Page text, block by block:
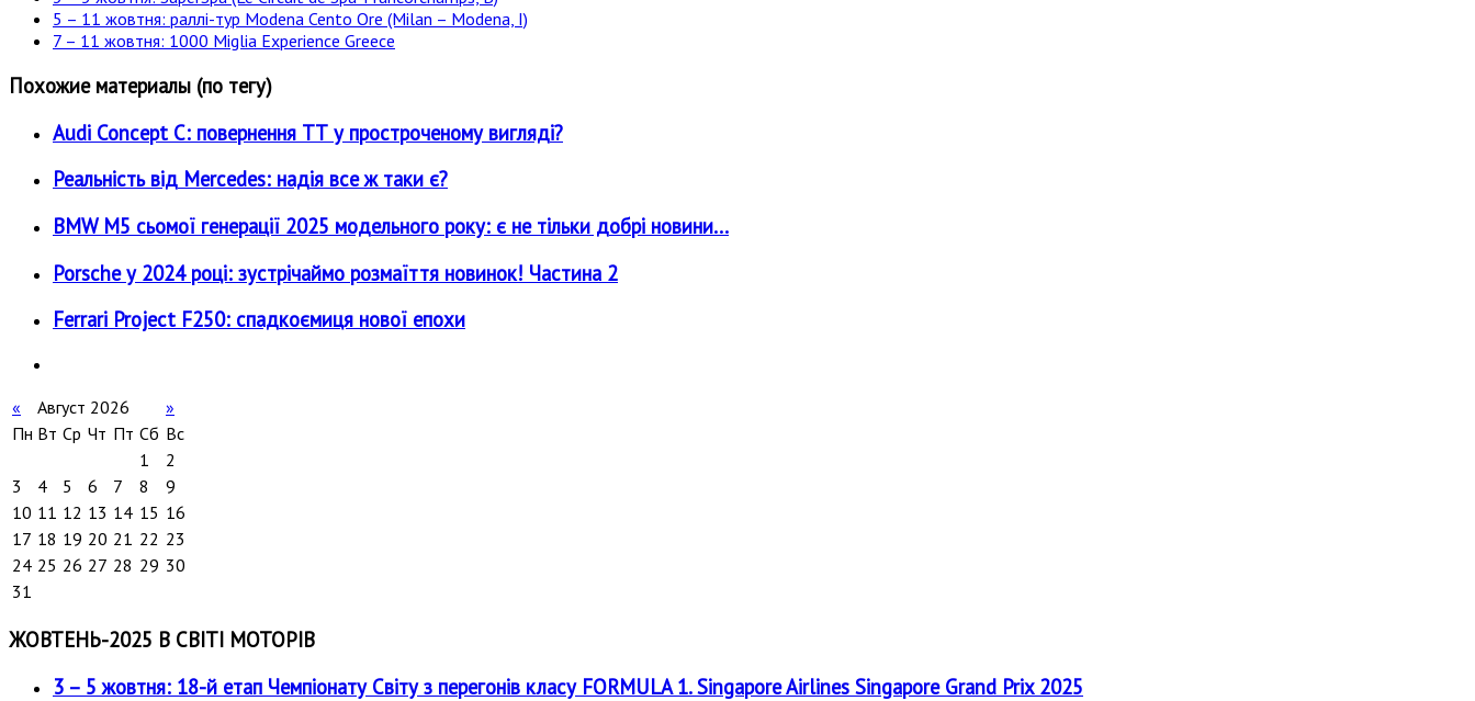
5 – 11 жовтня: раллі-тур Modena Cento Ore (Milan – Modena, I)
7 – 11 жовтня: 1000 Miglia Experience Greece
Похожие материалы (по тегу)
Audi Concept C: повернення ТТ у простроченому вигляді?
Реальність від Mercedes: надія все ж таки є?
BMW M5 сьомої генерації 2025 модельного року: є не тільки добрі новини...
Porsche у 2024 році: зустрічаймо розмаїття новинок! Частина 2
Ferrari Project F250: спадкоємиця нової епохи
« Август 2026
»
Пн Вт Ср Чт Пт Сб Вс
1
2
3
4 5 6 7 8
9
10 11 12 13 14 15 16
17 18 19 20 21 22 23
24 25 26 27 28 29 30
31
ЖОВТЕНЬ-2025 В СВІТІ МОТОРІВ
3 – 5 жовтня: 18-й етап Чемпіонату Світу з перегонів класу FORMULA 1. Singapore Airlines Singapore Grand Prix 2025